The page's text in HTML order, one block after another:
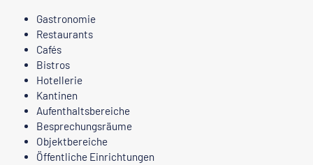
Gastronomie
Restaurants
Cafés
Bistros
Hotellerie
Kantinen
Aufenthaltsbereiche
Besprechungsräume
Objektbereiche
Öffentliche Einrichtungen